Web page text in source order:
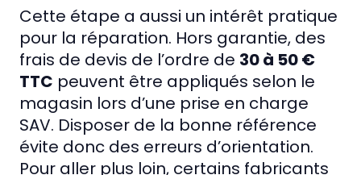
Cette étape a aussi un intérêt pratique
pour la réparation. Hors garantie, des
frais de devis de l’ordre de 30 à 50 €
TTC peuvent être appliqués selon le
magasin lors d’une prise en charge
SAV. Disposer de la bonne référence
évite donc des erreurs d’orientation.
Pour aller plus loin, certains fabricants